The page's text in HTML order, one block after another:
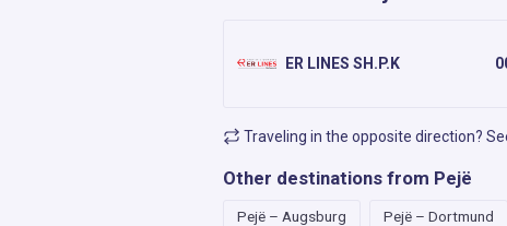
ER LINES SH.P.K
Traveling in the opposite direction?
Other destinations from Pejë
Pejë – Augsburg Pejë – Dortmund